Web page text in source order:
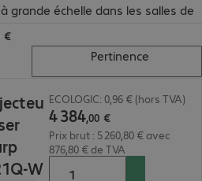
grande échelle dans les salles de
universités.
€
Pertinence
W
ECOLOGIC: 0,96 € (hors TVA)
4384,00 €
Prix brut : 5 260,80 € avec
876,80 € de TVA